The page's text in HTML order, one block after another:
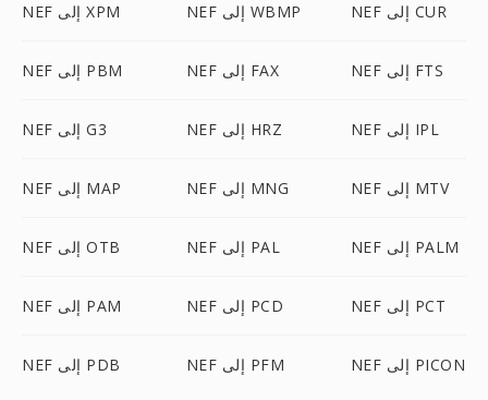
NEF إلى XPM NEF إلى WBMP NEF إلى CUR
NEF إلى PBM NEF إلى FAX NEF إلى FTS
NEF إلى G3 NEF إلى HRZ NEF إلى IPL
NEF إلى MAP NEF إلى MNG NEF إلى MTV
NEF إلى OTB NEF إلى PAL NEF إلى PALM
NEF إلى PAM NEF إلى PCD NEF إلى PCT
NEF إلى PDB NEF إلى PFM NEF إلى PICON